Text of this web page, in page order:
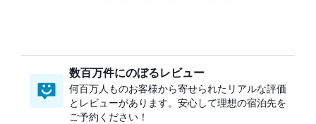
数百万件にのぼるレビュー
何百万人ものお客様から寄せられたリアルな評価
とレビューがあります。安心して理想の宿泊先を
ご予約ください！